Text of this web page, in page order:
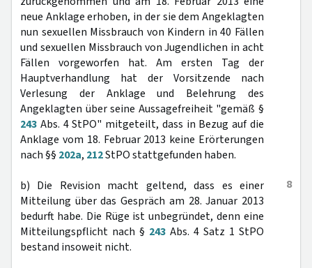
neue Anklage erhoben, in der sie dem Angeklagten
nun sexuellen Missbrauch von Kindern in 40 Fällen
und sexuellen Missbrauch von Jugendlichen in acht
Fällen vorgeworfen hat. Am ersten Tag der
Hauptverhandlung hat der Vorsitzende nach
Verlesung der Anklage und Belehrung des
Angeklagten über seine Aussagefreiheit "gemäß §
243 Abs. 4 StPO" mitgeteilt, dass in Bezug auf die
Anklage vom 18. Februar 2013 keine Erörterungen
nach §§ 202a, 212StPO stattgefunden haben.
8
b) Die Revision macht geltend, dass es einer
Mitteilung über das Gespräch am 28. Januar 2013
bedurft habe. Die Rüge ist unbegründet, denn eine
Mitteilungspflicht nach § 243 Abs. 4 Satz 1 StPO
bestand insoweit nicht.